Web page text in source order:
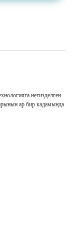
негизделген
ар бир кадамында